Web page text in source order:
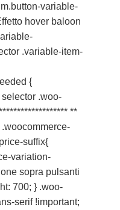
variable-
hover baloon
.variable-item-
{
.woo-
**
suffix{
variation-
sopra pulsanti
700; } .woo-
serif !important;